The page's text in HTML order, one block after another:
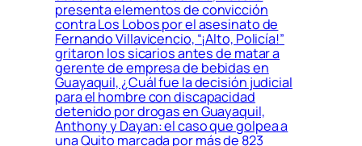
presenta elementos de convicción
contra Los Lobos por el asesinato de
Fernando Villavicencio, “¡Alto, Policía!”
gritaron los sicarios antes de matar a
gerente de empresa de bebidas en
Guayaquil, ¿Cuál fue la decisión judicial
para el hombre con discapacidad
detenido por drogas en Guayaquil,
Anthony y Dayan: el caso que golpea a
una Quito marcada por más de 823